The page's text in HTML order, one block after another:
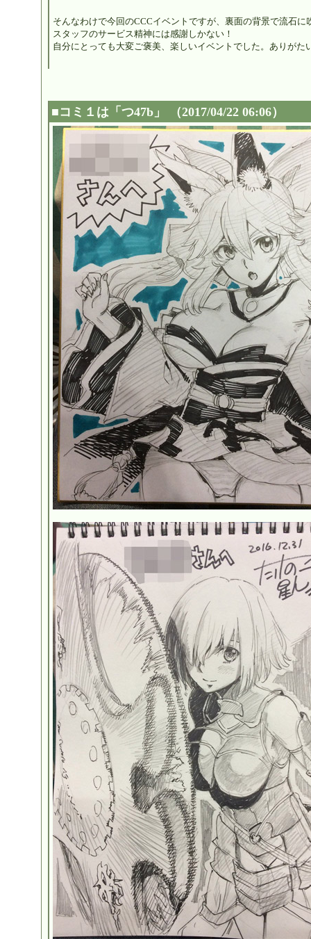
そんなわけで今回のCCCイベントですが、裏面の背景で流石に
スタッフのサービス精神には感謝しかない！
自分にとっても大変ご褒美、楽しいイベントでした。ありがた
■コミ１は「つ47b」 （2017/04/22 06:06）